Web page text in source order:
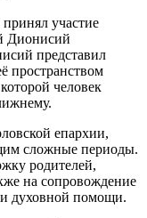
участие
Дионисий
представил
пространством
человек
епархии,
сложные периоды.
родителей,
на сопровождение
и духовной помощи.